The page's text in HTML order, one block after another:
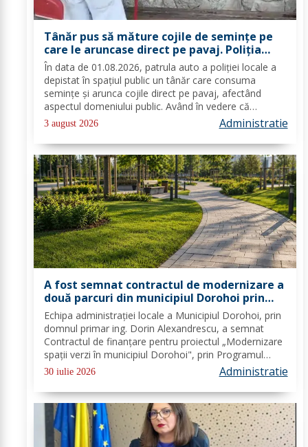
Tânăr pus să măture cojile de seminţe pe
care le aruncase direct pe pavaj. Poliţia
Locală Dorohoi: Respectul față de spațiul
comun trebuie să fie o prioritate pentru
fiecare dintre noi”
În data de 01.08.2026, patrula auto a poliției locale a
depistat în spațiul public un tânăr care consuma
semințe și arunca cojile direct pe pavaj, afectând
aspectul domeniului public. Având în vedere că
prioritatea Poliției Locale este prevenția și educarea
spiritului civic, polițiștii l-au...
3 august 2026 Administratie
A fost semnat contractul de modernizare a
două parcuri din municipiul Dorohoi prin
fonduri europene
Echipa administrației locale a Municipiul Dorohoi, prin
domnul primar ing. Dorin Alexandrescu, a semnat
Contractul de finanțare pentru proiectul „Modernizare
spații verzi în municipiul Dorohoi", prin Programul
Regional 2021–2027 - Prioritatea de investiții 3. Nord-
30 iulie 2026 Administratie